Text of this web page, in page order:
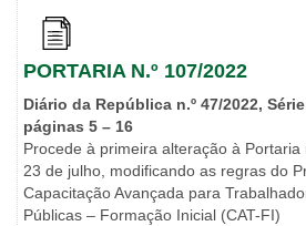
PORTARIA N.º 107/2022
Diário da República n.º 47/2022,
páginas 5 – 16
Procede à primeira alteração à Portaria
23 de julho, modificando as regras do
Capacitação Avançada para
Públicas – Formação Inicial (CAT-FI)